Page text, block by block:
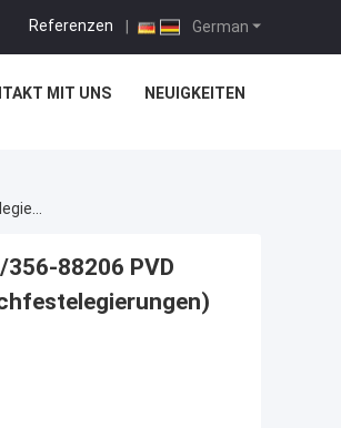
German
Referenzen |
MIT UNS NEUIGKEITEN
88206 PVD